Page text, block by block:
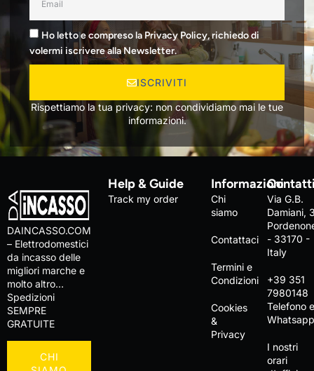
Ho letto e compreso la Privacy Policy, richiedo di
volermi iscrivere alla Newsletter.
ISCRIVITI
Rispettiamo la tua privacy: non condividiamo mai le tue
informazioni.
DAINCASSO.COM
– Elettrodomestici
da incasso delle
migliori marche e
molto altro…
Spedizioni
SEMPRE
GRATUITE
CHI
Help & Guide
Track my order
Informazioni
Chi
siamo
Contattaci
Termini e
Condizioni
Cookies
&
Privacy
Via G.B.
Damiani,
- 33170 -
Italy
+39 351
7980148
Telefono
I nostri
orari